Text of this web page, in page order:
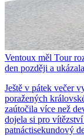
Ventoux měl Tour
den později a
Ještě v pátek večer
poražených
zaútočila více než
dojela si pro
patnáctisekundový